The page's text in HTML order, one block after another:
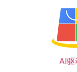
AI驱